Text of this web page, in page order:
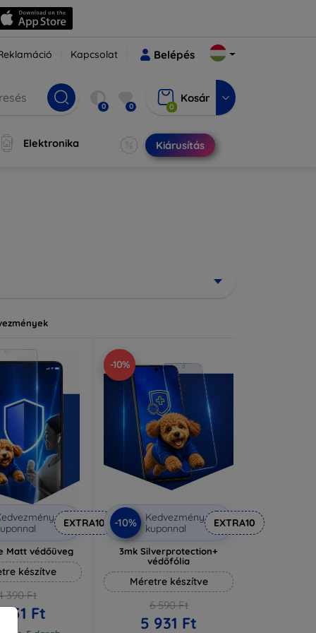
Kapcsolat Belépés
0 0 0
Kosár
Elektronika Kiárusítás
EXTRA10
Matt védőüveg
készítve
390 Ft
Ft
-10%
-10%
Kedvezmény
kuponnal
EXTRA10
3mk Silverprotection+
védőfólia
Méretre készítve
6 590 Ft
5 931 Ft